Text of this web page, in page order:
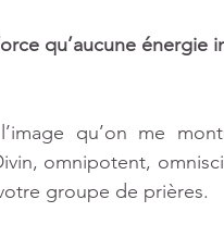
qu’aucune énergie
qu’on me
omnipotent,
groupe de prières.